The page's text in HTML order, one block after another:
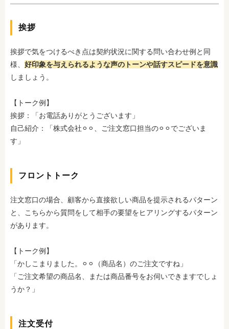
挨拶
挨拶で気をつけるべき点は契約状況に関する問い合わせ例と同
様、 好印象を与えられるような声のトーンや話すスピードを意識
しましょう。
【トーク例】
挨拶：「お電話ありがとうございます」
自己紹介：「株式会社⚪︎⚪︎、ご注文窓口担当の⚪︎⚪︎でございま
す」
フロントトーク
注文窓口の場合、顧客から直接欲しい商品を提示されるパターン
と、こちらから質問をして相手の要望をヒアリングするパターン
があります。
【トーク例】
「かしこまりました。⚪︎⚪︎（商品名）のご注文ですね」
「ご注文希望の商品名、または商品番号をお伺いできますでしょ
うか？」
注文受付